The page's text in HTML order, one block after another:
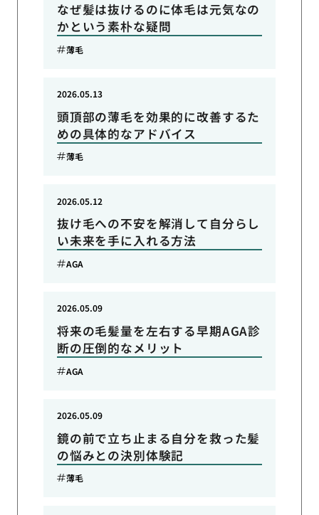
なぜ髪は抜けるのに体毛は元気なの
かという素朴な疑問
薄毛
頭頂部の薄毛を効果的に改善するた
めの具体的なアドバイス
2026.05.13
薄毛
抜け毛への不安を解消して自分らし
い未来を手に入れる方法
2026.05.12
AGA
将来の毛髪量を左右する早期AGA診
断の圧倒的なメリット
2026.05.09
AGA
鏡の前で立ち止まる自分を救った髪
の悩みとの決別体験記
2026.05.09
薄毛